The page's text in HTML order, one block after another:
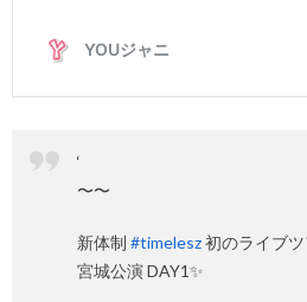
‘
〜〜
新体制 #timelesz初のライブ
宮城公演 DAY1✨